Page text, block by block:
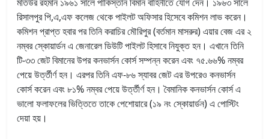
রিসালপুর পি,এ,এফ কলেজ থেকে পাইলট অফিসার হিসেবে কমিশন লাভ করেন।
কমিশন প্রাপ্ত হবার পর তিনি করাচির মৌরিপুর (বর্তমান মাসরুর) এয়ার বেজ এর ২
নম্বর স্কোয়ার্ডন এ জেনারেল ডিউটি পাইলট হিসাবে নিযুক্ত হন। এখানে তিনি
টি-৩৩ জেট বিমানের উপর কনভার্সন কোর্স সম্পন্ন করেন এবং ৭৫.৬৬% নম্বর
পেয়ে উর্ত্তীর্ণ হন। এরপর তিনি এফ-৮৬ স্যাবর জেট এর উপরেও কনভার্সন
কোর্স করেন এবং ৮১% নম্বর পেয়ে উর্ত্তীর্ণ হন। বৈমানিক কনভার্সন কোর্স এ
ভালো ফলাফলের ভিত্তিতে তাকে পেশোয়ারে (১৯ নং স্কোয়ার্ডন) এ পোস্টিং
দেয়া হয়।